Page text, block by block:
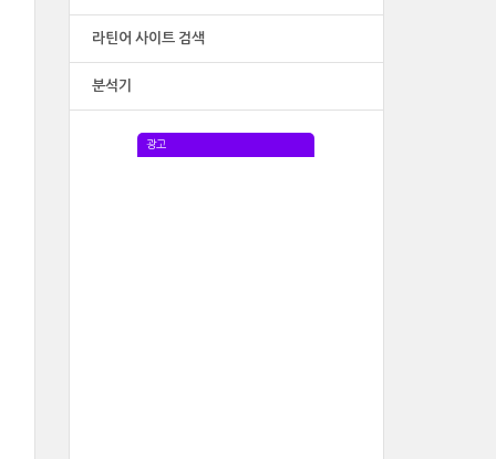
라틴어 사이트 검색
분석기
광고